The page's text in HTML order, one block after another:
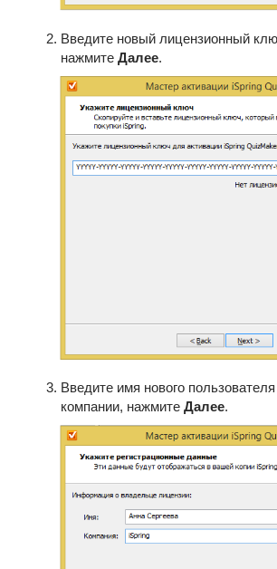
Введите новый лицензионный
нажмите Далее.
Введите имя нового
компании, нажмите Далее.